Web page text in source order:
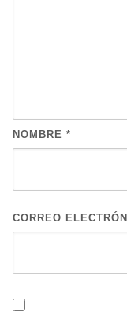
NOMBRE *
CORREO